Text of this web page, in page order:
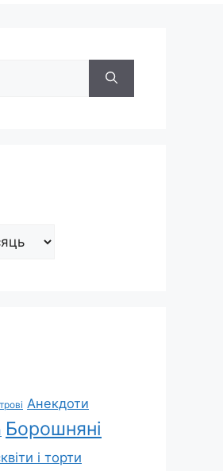
Анекдоти
Борошняні
і торти